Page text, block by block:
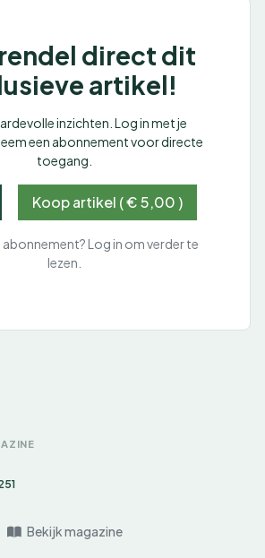
direct dit
artikel!
inzichten. Log in met je
een abonnement voor directe
toegang.
Koop artikel ( € 5,00 )
abonnement? Log in om verder te
lezen.
Bekijk magazine